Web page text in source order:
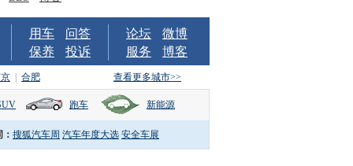
用车
问答
保养
投诉
论坛
微博
服务
博客
查看更多城市>>
合肥
跑车 新能源
搜狐汽车周 汽车年度大选 安全车展